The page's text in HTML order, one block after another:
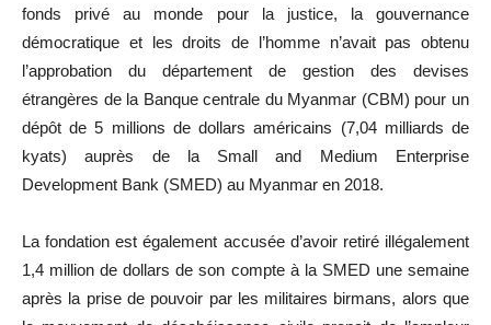
fonds privé au monde pour la justice, la gouvernance
démocratique et les droits de l’homme n’avait pas obtenu
l’approbation du département de gestion des devises
étrangères de la Banque centrale du Myanmar (CBM) pour un
dépôt de 5 millions de dollars américains (7,04 milliards de
kyats) auprès de la Small and Medium Enterprise
Development Bank (SMED) au Myanmar en 2018.
La fondation est également accusée d’avoir retiré illégalement
1,4 million de dollars de son compte à la SMED une semaine
après la prise de pouvoir par les militaires birmans, alors que